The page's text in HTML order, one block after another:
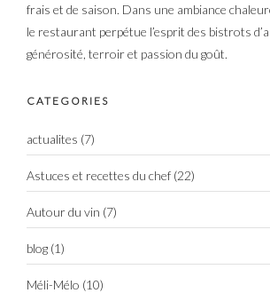
frais et de saison. Dans une ambiance
le restaurant perpétue l’esprit des bistrots
générosité, terroir et passion du goût.
CATEGORIES
actualites (7)
Astuces et recettes du chef (22)
Autour du vin (7)
blog (1)
Méli-Mélo (10)